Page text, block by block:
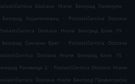
Dostava Hrane Београд Палилула
.
Хаџипоповац
.
Poslastičarnica Dostava
Dostava Hrane Београд Блок 19
.
Сунчани Брег
.
Poslastičarnica Dostava
Dostava Hrane Београд Блок 15
.
Раковица 2 . Poslastičarnica Dostava Hrane
Dostava Hrane Београд Професорска